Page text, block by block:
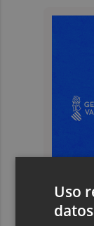
Uso
datos